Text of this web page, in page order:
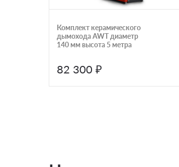
Комплект керамического
дымохода AWT диаметр
140 мм высота 5 метра
82 300 ₽